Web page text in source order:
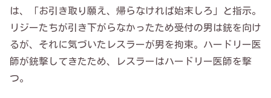
は、「お引き取り願え、帰らなければ始末しろ」と指示。
リジーたちが引き下がらなかったため受付の男は銃を向け
るが、それに気づいたレスラーが男を拘束。ハードリー医
師が銃撃してきたため、レスラーはハードリー医師を撃
つ。